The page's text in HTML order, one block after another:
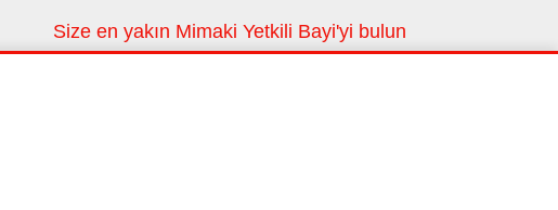
Size en yakın Mimaki Yetkili Bayi'yi bulun